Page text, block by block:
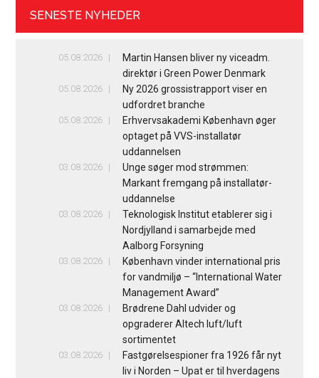
SENESTE NYHEDER
05.08.2026
Martin Hansen bliver ny viceadm.
direktør i Green Power Denmark
05.08.2026
Ny 2026 grossistrapport viser en
udfordret branche
05.08.2026
Erhvervsakademi København øger
optaget på VVS-installatør
uddannelsen
03.08.2026
Unge søger mod strømmen:
Markant fremgang på installatør-
uddannelse
03.08.2026
Teknologisk Institut etablerer sig i
Nordjylland i samarbejde med
Aalborg Forsyning
03.08.2026
København vinder international pris
for vandmiljø – “International Water
Management Award”
03.08.2026
Brødrene Dahl udvider og
opgraderer Altech luft/luft
sortimentet
03.08.2026
Fastgørelsespioner fra 1926 får nyt
liv i Norden – Upat er til hverdagens